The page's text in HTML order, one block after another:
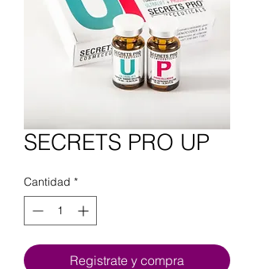
SECRETS PRO UP
Cantidad *
Registrate y compra